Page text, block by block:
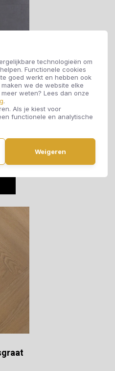
technologieën om
Functionele cookies
goed werkt en hebben ook
we de website elke
weten? Lees dan onze
.
Als je kiest voor
functionele en analytische
Weigeren
Flinke Tegel bestaat uit
rustige steenlook.
clickvariant met geïntegreerde